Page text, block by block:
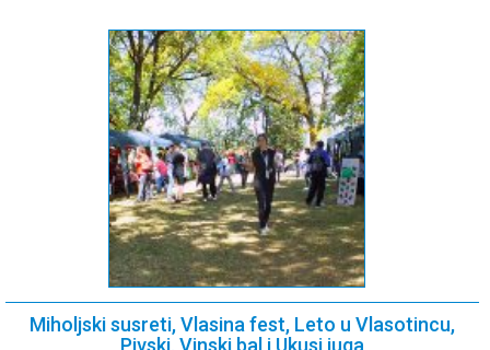
Miholjski susreti, Vlasina fest, Leto u Vlasotincu,
Pivski, Vinski bal i Ukusi juga